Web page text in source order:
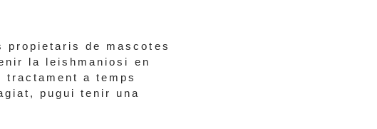
propietaris de mascotes
la leishmaniosi en
a temps
pugui tenir una